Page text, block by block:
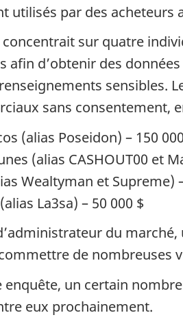
utilisés par des
concentrait sur quatre
afin d’obtenir des
sensibles.
sans consentement,
(alias Poseidon) – 150
(alias CASHOUT00 et
Wealtyman et Supreme)
La3sa) – 50 000 $
du
de nombreuses
enquête, un certain
eux prochainement.